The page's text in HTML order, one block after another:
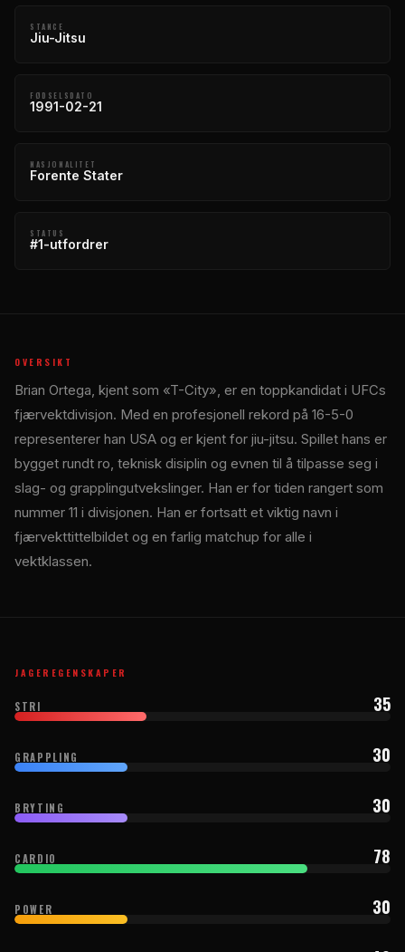
STANCE
Jiu-Jitsu
FØDSELSDATO
1991-02-21
NASJONALITET
Forente Stater
STATUS
#1-utfordrer
OVERSIKT
Brian Ortega, kjent som «T-City», er en toppkandidat i UFCs
fjærvektdivisjon. Med en profesjonell rekord på 16-5-0
representerer han USA og er kjent for jiu-jitsu. Spillet hans er
bygget rundt ro, teknisk disiplin og evnen til å tilpasse seg i
slag- og grapplingutvekslinger. Han er for tiden rangert som
nummer 11 i divisjonen. Han er fortsatt et viktig navn i
fjærvekttittelbildet og en farlig matchup for alle i
vektklassen.
JAGEREGENSKAPER
STRI 35
GRAPPLING 30
BRYTING 30
CARDIO 78
POWER 30